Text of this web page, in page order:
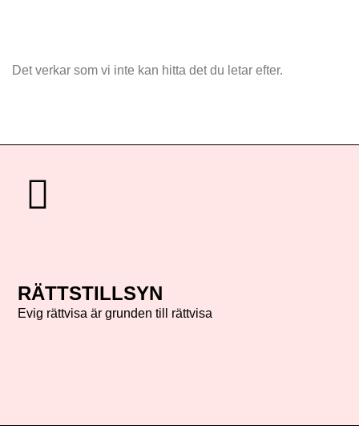
Det verkar som vi inte kan hitta det du letar efter.
RÄTTSTILLSYN
Evig rättvisa är grunden till rättvisa